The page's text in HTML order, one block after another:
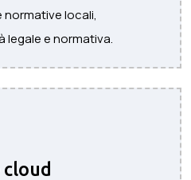
locali,
e normativa.